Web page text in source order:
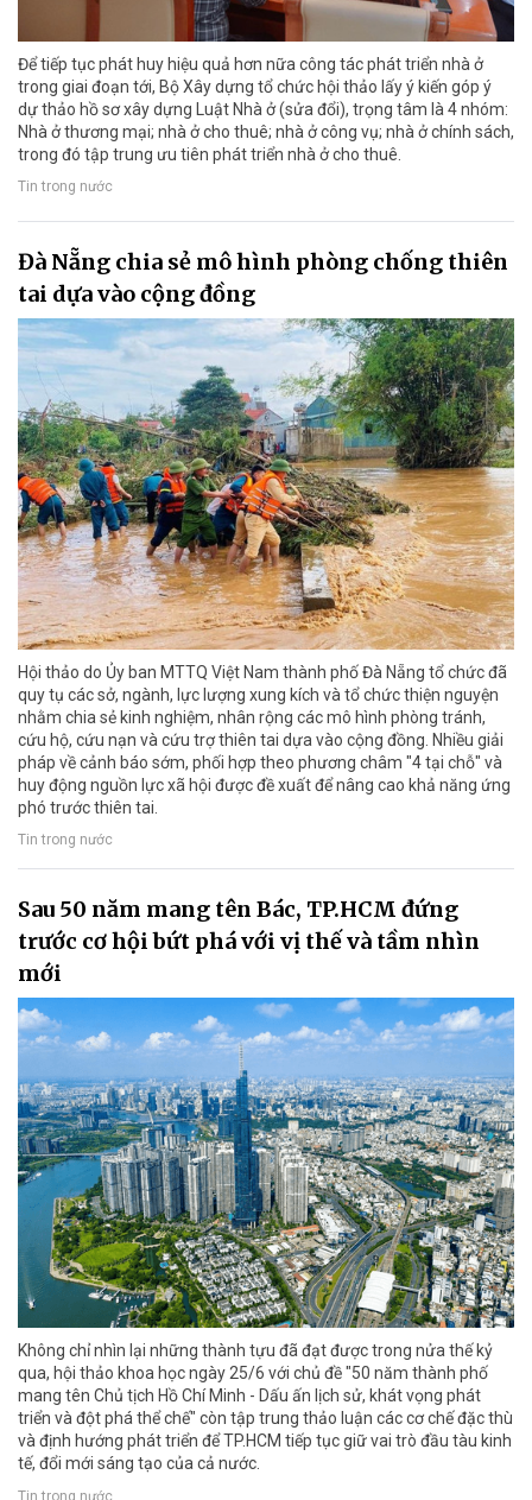
Để tiếp tục phát huy hiệu quả hơn nữa công tác phát triển nhà ở
trong giai đoạn tới, Bộ Xây dựng tổ chức hội thảo lấy ý kiến góp ý
dự thảo hồ sơ xây dựng Luật Nhà ở (sửa đổi), trọng tâm là 4 nhóm:
Nhà ở thương mại; nhà ở cho thuê; nhà ở công vụ; nhà ở chính sách,
trong đó tập trung ưu tiên phát triển nhà ở cho thuê.
Tin trong nước
Đà Nẵng chia sẻ mô hình phòng chống thiên
tai dựa vào cộng đồng
Hội thảo do Ủy ban MTTQ Việt Nam thành phố Đà Nẵng tổ chức đã
quy tụ các sở, ngành, lực lượng xung kích và tổ chức thiện nguyện
nhằm chia sẻ kinh nghiệm, nhân rộng các mô hình phòng tránh,
cứu hộ, cứu nạn và cứu trợ thiên tai dựa vào cộng đồng. Nhiều giải
pháp về cảnh báo sớm, phối hợp theo phương châm "4 tại chỗ" và
huy động nguồn lực xã hội được đề xuất để nâng cao khả năng ứng
phó trước thiên tai.
Tin trong nước
Sau 50 năm mang tên Bác, TP.HCM đứng
trước cơ hội bứt phá với vị thế và tầm nhìn
mới
Không chỉ nhìn lại những thành tựu đã đạt được trong nửa thế kỷ
qua, hội thảo khoa học ngày 25/6 với chủ đề "50 năm thành phố
mang tên Chủ tịch Hồ Chí Minh - Dấu ấn lịch sử, khát vọng phát
triển và đột phá thể chế" còn tập trung thảo luận các cơ chế đặc thù
và định hướng phát triển để TP.HCM tiếp tục giữ vai trò đầu tàu kinh
tế, đổi mới sáng tạo của cả nước.
Tin trong nước